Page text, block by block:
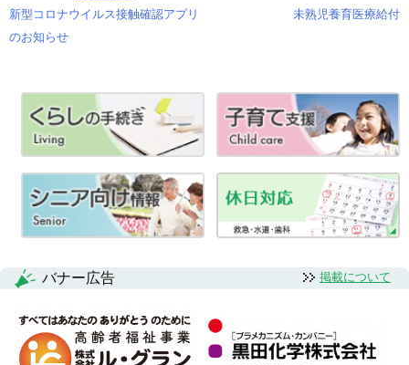
投
ゲ
シ
ョ
ン
新型コロナウイルス接触確認アプリ
のお知らせ
未熟児養育医療給付
バナー広告 掲載について